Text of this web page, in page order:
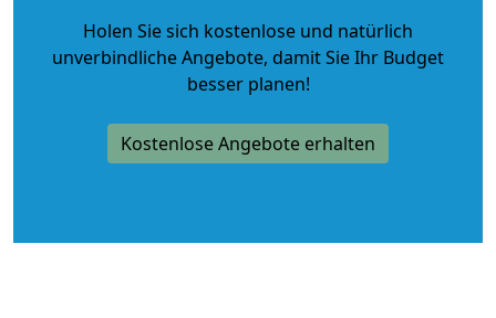
Holen Sie sich kostenlose und natürlich
unverbindliche Angebote, damit Sie Ihr Budget
besser planen!
Kostenlose Angebote erhalten